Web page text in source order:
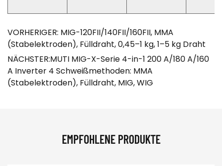
VORHERIGER: MIG-120FII/140FII/160FII, MMA
(Stabelektroden), Fülldraht, 0,45–1 kg, 1–5 kg Draht
NÄCHSTER:MUTI MIG-X-Serie 4-in-1 200 A/180 A/160
A Inverter 4 Schweißmethoden: MMA
(Stabelektroden), Fülldraht, MIG, WIG
EMPFOHLENE PRODUKTE